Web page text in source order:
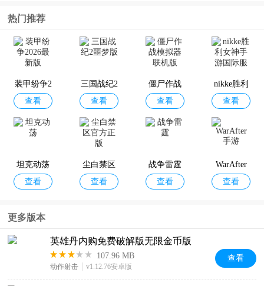
热门推荐
装甲纷争2
026最新版
查看
三国战纪2
噩梦版
查看
僵尸作战
模拟器联
机版
查看
nikke胜利
女神手游
国际服
查看
坦克动荡
查看
尘白禁区
官方正版
查看
战争雷霆
查看
WarAfter
手游
查看
更多版本
英雄丹内购免费破解版无限金币版
107.96 MB
动作射击 v1.12.76安卓版
查看